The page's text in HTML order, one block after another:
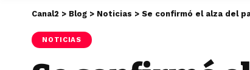
Canal2 > Blog > Noticias > Se confirmó el alza del
NOTICIAS